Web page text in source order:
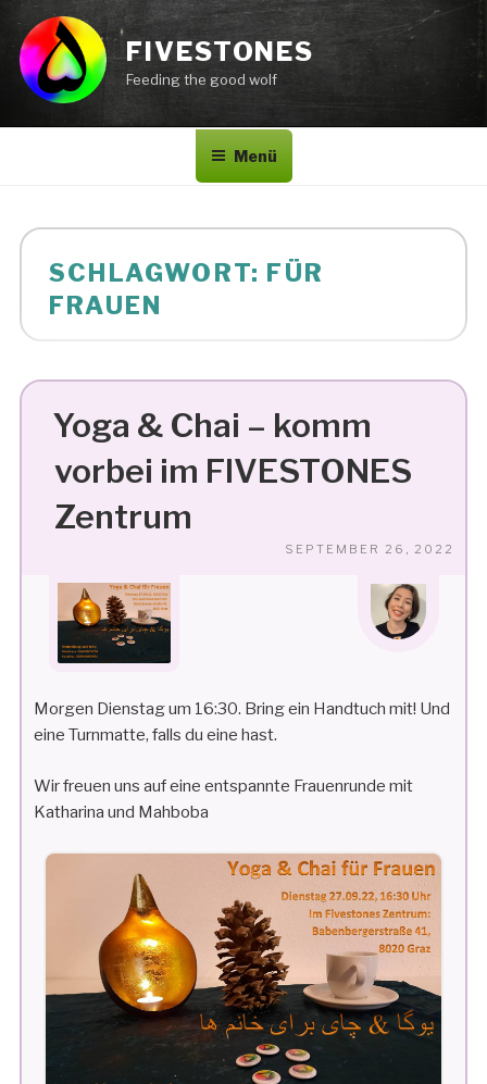
Inhalt
springen
FIVESTONES
Feeding the good wolf
Menü
SCHLAGWORT: FÜR
FRAUEN
Yoga & Chai – komm
vorbei im FIVESTONES
Zentrum
SEPTEMBER 26, 2022
Morgen Dienstag um 16:30. Bring ein Handtuch mit! Und
eine Turnmatte, falls du eine hast.
Wir freuen uns auf eine entspannte Frauenrunde mit
Katharina und Mahboba